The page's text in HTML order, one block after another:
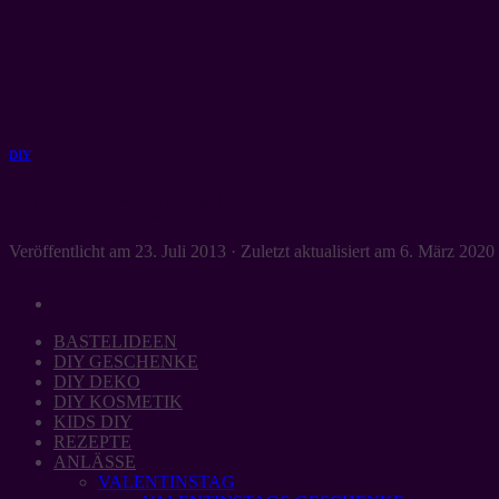
BASTELIDEEN
DIY GESCHENKE
DIY DEKO
DIY KOSMETIK
KIDS DIY
REZEPTE
ANLÄSSE
VALENTINSTAG
DIY
Veröffentlicht am 23. Juli 2013 · Zuletzt aktualisiert am 6. März 2020